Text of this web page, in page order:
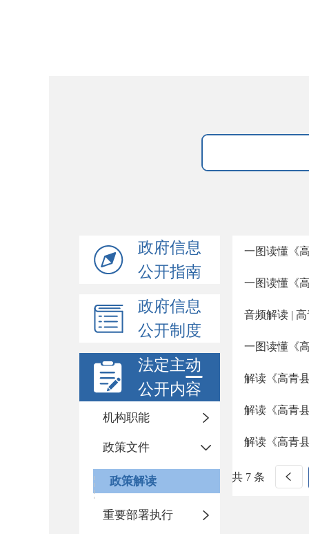
政府信息
公开指南
政府信息
公开制度
法定主动
公开内容
机构职能
政策文件
政策解读
重要部署执行
一图读懂《
一图读懂《
音频解读 |
一图读懂《
解读《高青
解读《高青
解读《高青
共 7 条